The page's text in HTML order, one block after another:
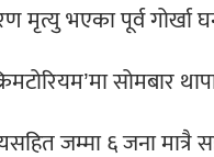
भएका पूर्व गोर्खा
सोमबार
जम्मा ६ जना मात्रै